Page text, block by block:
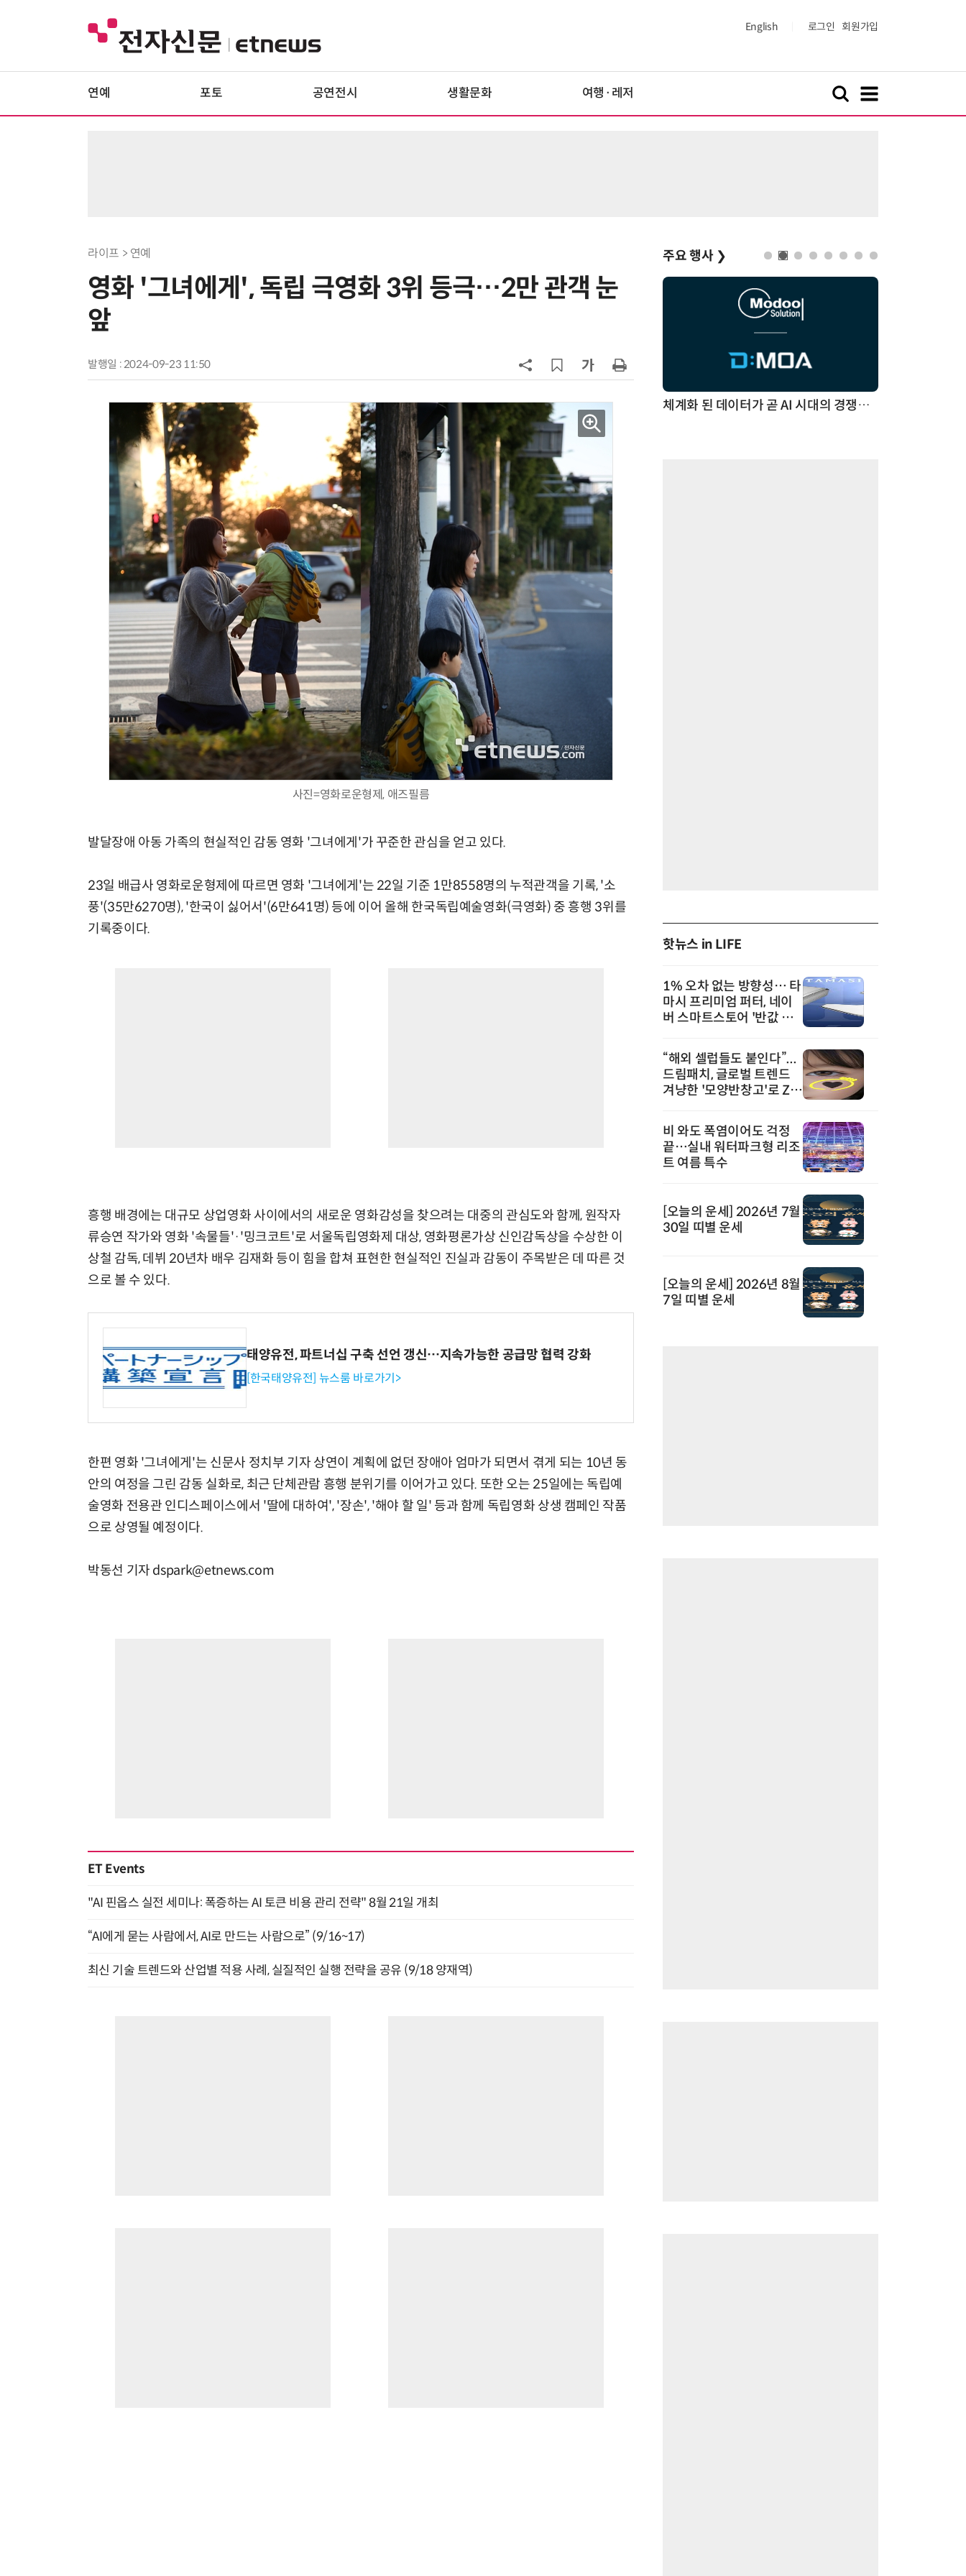
English 로그인 회원가입
연예 포토 공연전시 생활문화 여행·레저
라이프 > 연예
영화 '그녀에게', 독립 극영화 3위 등극…2만 관객 눈
앞
발행일 : 2024-09-23 11:50
사진=영화로운형제, 애즈필름
발달장애 아동 가족의 현실적인 감동 영화 '그녀에게'가 꾸준한 관심을 얻고 있다.
23일 배급사 영화로운형제에 따르면 영화 '그녀에게'는 22일 기준 1만8558명의 누적관객을 기록, '소
풍'(35만6270명), '한국이 싫어서'(6만641명) 등에 이어 올해 한국독립예술영화(극영화) 중 흥행 3위를
기록중이다.
흥행 배경에는 대규모 상업영화 사이에서의 새로운 영화감성을 찾으려는 대중의 관심도와 함께, 원작자
류승연 작가와 영화 '속물들'·'밍크코트'로 서울독립영화제 대상, 영화평론가상 신인감독상을 수상한 이
상철 감독, 데뷔 20년차 배우 김재화 등이 힘을 합쳐 표현한 현실적인 진실과 감동이 주목받은 데 따른 것
으로 볼 수 있다.
태양유전, 파트너십 구축 선언 갱신…지속가능한 공급망 협력 강화
[한국태양유전] 뉴스룸 바로가기>
한편 영화 '그녀에게'는 신문사 정치부 기자 상연이 계획에 없던 장애아 엄마가 되면서 겪게 되는 10년 동
안의 여정을 그린 감동 실화로, 최근 단체관람 흥행 분위기를 이어가고 있다. 또한 오는 25일에는 독립예
술영화 전용관 인디스페이스에서 '딸에 대하여', '장손', '해야 할 일' 등과 함께 독립영화 상생 캠페인 작품
으로 상영될 예정이다.
박동선 기자 dspark@etnews.com
ET Events
"AI 핀옵스 실전 세미나: 폭증하는 AI 토큰 비용 관리 전략" 8월 21일 개최
“AI에게 묻는 사람에서, AI로 만드는 사람으로” (9/16~17)
최신 기술 트렌드와 산업별 적용 사례, 실질적인 실행 전략을 공유 (9/18 양재역)
주요 행사 ❯
AI Native Enterprise를 지원하는 AI Ready Data 플랫폼 활용 전략 체계화 된 데이터가 곧 AI 시대의 경쟁력이다
핫뉴스 in LIFE
1% 오차 없는 방향성… 타
마시 프리미엄 퍼터, 네이
버 스마트스토어 '반값 할
“해외 셀럽들도 붙인다”...
드림패치, 글로벌 트렌드
겨냥한 '모양반창고'로 Z세
비 와도 폭염이어도 걱정
끝…실내 워터파크형 리조
트 여름 특수
[오늘의 운세] 2026년 7월
30일 띠별 운세
[오늘의 운세] 2026년 8월
7일 띠별 운세